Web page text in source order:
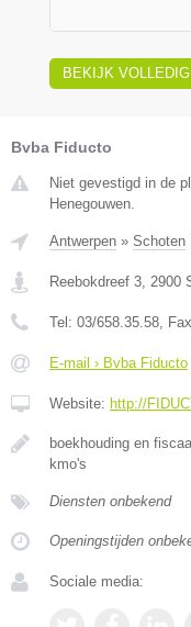
BEKIJK
Bvba Fiducto
Niet gevestigd in de
Henegouwen.
Antwerpen » Schoten
Reebokdreef 3, 2900
Tel: 03/658.35.58,
E-mail › Bvba Fiducto
Website: http://
boekhouding en
kmo's
Diensten onbekend
Openingstijden
Sociale media: